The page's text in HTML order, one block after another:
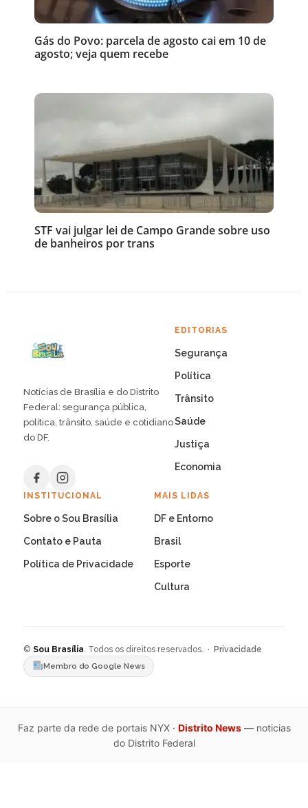
Gás do Povo: parcela de agosto cai em 10 de
agosto; veja quem recebe
STF vai julgar lei de Campo Grande sobre uso
de banheiros por trans
Notícias de Brasília e do Distrito
Federal: segurança pública,
política, trânsito, saúde e cotidiano
do DF.
EDITORIAS
Segurança
Política
Trânsito
Saúde
Justiça
Economia
INSTITUCIONAL
Sobre o Sou Brasília
Contato e Pauta
Política de Privacidade
MAIS LIDAS
DF e Entorno
Brasil
Esporte
Cultura
© Sou Brasília. Todos os direitos reservados. · Privacidade
Membro do Google News
Faz parte da rede de portais NYX · Distrito News— noticias
do Distrito Federal